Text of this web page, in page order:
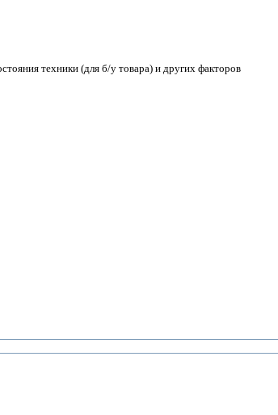
техники (для б/у товара) и других факторов